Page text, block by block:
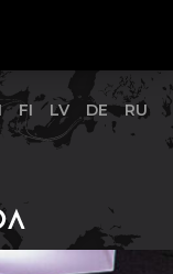
FI LV DE RU